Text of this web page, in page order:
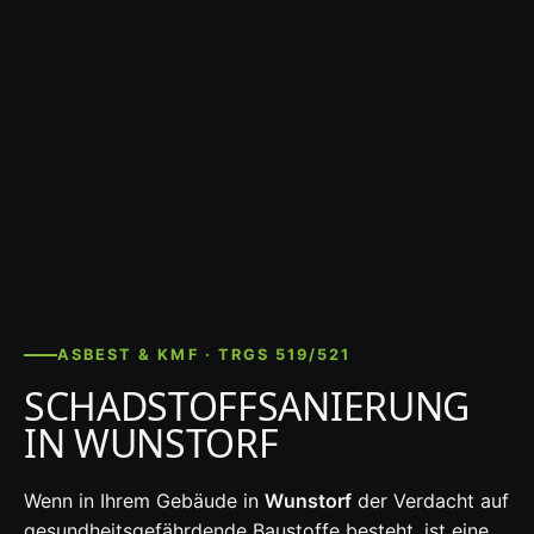
ASBEST & KMF · TRGS 519/521
SCHADSTOFFSANIERUNG
IN WUNSTORF
Wenn in Ihrem Gebäude in Wunstorf der Verdacht auf